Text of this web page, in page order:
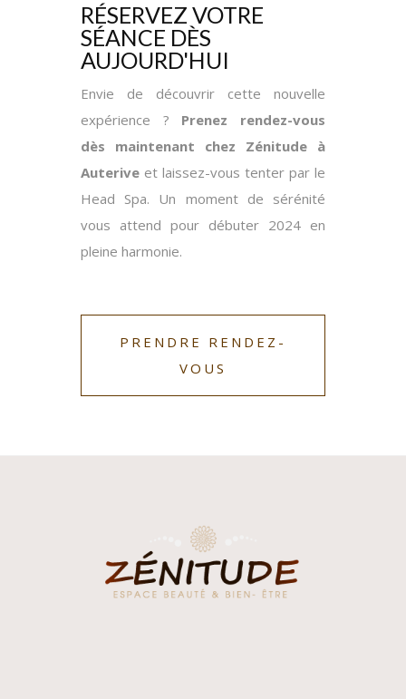
RÉSERVEZ VOTRE
SÉANCE DÈS
AUJOURD'HUI
Envie de découvrir cette nouvelle
expérience ? Prenez rendez-vous
dès maintenant chez Zénitude à
Auterive et laissez-vous tenter par le
Head Spa. Un moment de sérénité
vous attend pour débuter 2024 en
pleine harmonie.
PRENDRE RENDEZ-
VOUS